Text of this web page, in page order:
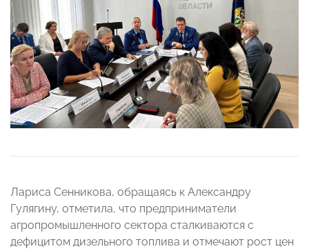
Лариса Сенникова, обращаясь к Александру
Гулягину, отметила, что предприниматели
агропромышленного сектора сталкиваются с
дефицитом дизельного топлива и отмечают рост цен